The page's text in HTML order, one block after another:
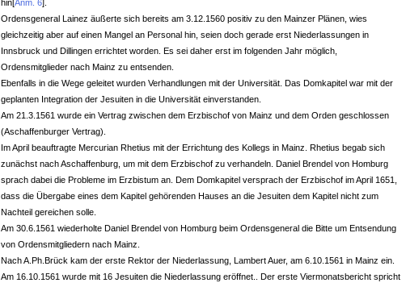
hin[Anm. 6]
Ordensgeneral Lainez äußerte sich bereits am 3.12.1560 positiv zu den Mainzer Plänen, wies
gleichzeitig aber auf einen Mangel an Personal hin, seien doch gerade erst Niederlassungen in
Innsbruck und Dillingen errichtet worden. Es sei daher erst im folgenden Jahr möglich,
Ordensmitglieder nach Mainz zu entsenden.
Ebenfalls in die Wege geleitet wurden Verhandlungen mit der Universität. Das Domkapitel war mit der
geplanten Integration der Jesuiten in die Universität einverstanden.
Am 21.3.1561 wurde ein Vertrag zwischen dem Erzbischof von Mainz und dem Orden geschlossen
(Aschaffenburger Vertrag).
Im April beauftragte Mercurian Rhetius mit der Errichtung des Kollegs in Mainz. Rhetius begab sich
zunächst nach Aschaffenburg, um mit dem Erzbischof zu verhandeln. Daniel Brendel von Homburg
sprach dabei die Probleme im Erzbistum an. Dem Domkapitel versprach der Erzbischof im April 1651,
dass die Übergabe eines dem Kapitel gehörenden Hauses an die Jesuiten dem Kapitel nicht zum
Nachteil gereichen solle.
Am 30.6.1561 wiederholte Daniel Brendel von Homburg beim Ordensgeneral die Bitte um Entsendung
von Ordensmitgliedern nach Mainz.
Nach A.Ph.Brück kam der erste Rektor der Niederlassung, Lambert Auer, am 6.10.1561 in Mainz ein.
Am 16.10.1561 wurde mit 16 Jesuiten die Niederlassung eröffnet.. Der erste Viermonatsbericht spricht